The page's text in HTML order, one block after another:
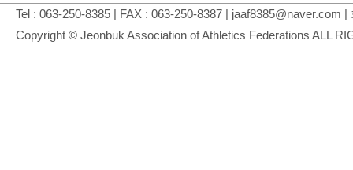
Tel : 063-250-8385 | FAX : 063-250-8387 |
Copyright © Jeonbuk Association of Athletics Federations ALL